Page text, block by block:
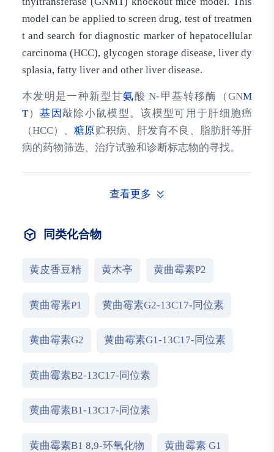
model can be applied to screen drug, test of treatmen
t and search for diagnostic marker of hepatocellular
carcinoma (HCC), glycogen storage disease, liver dy
splasia, fatty liver and other liver disease.
本发明是一种新型甘氨酸 N-甲基转移酶（GNM
T）基因敲除小鼠模型。该模型可用于肝细胞癌
（HCC）、糖原贮积病、肝发育不良、脂肪肝等肝
病的药物筛选、治疗试验和诊断标志物的寻找。
查看更多
同类化合物
黄皮香豆精 黄木亭 黄曲霉素P2
黄曲霉素P1 黄曲霉素G2-13C17-同位素
黄曲霉素G2 黄曲霉素G1-13C17-同位素
黄曲霉素B2-13C17-同位素
黄曲霉素B1-13C17-同位素
黄曲霉素B1 8,9-环氧化物 黄曲霉素 G1